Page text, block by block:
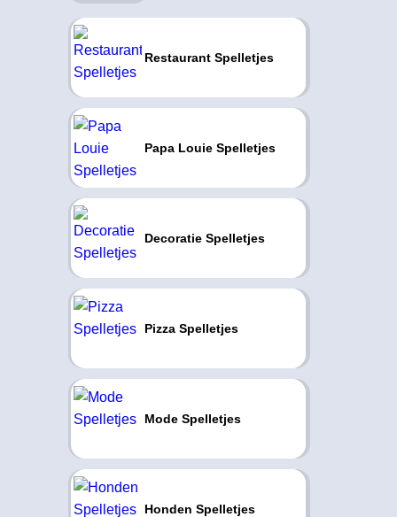
Restaurant Spelletjes
Papa Louie Spelletjes
Decoratie Spelletjes
Pizza Spelletjes
Mode Spelletjes
Honden Spelletjes